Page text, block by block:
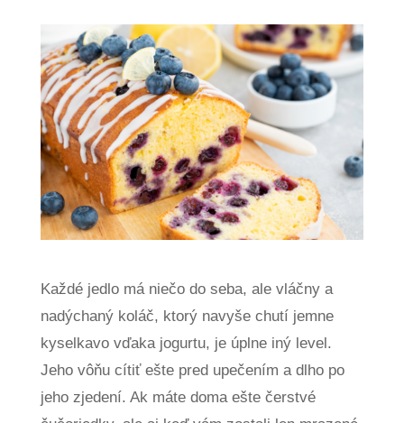
Každé jedlo má niečo do seba, ale vláčny a
nadýchaný koláč, ktorý navyše chutí jemne
kyselkavo vďaka jogurtu, je úplne iný level.
Jeho vôňu cítiť ešte pred upečením a dlho po
jeho zjedení. Ak máte doma ešte čerstvé